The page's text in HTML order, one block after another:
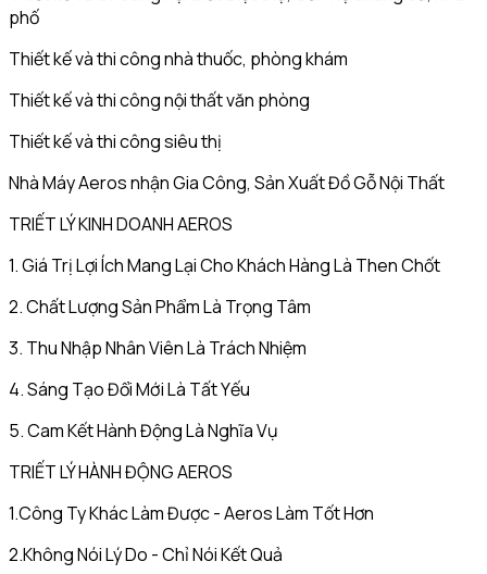
phố
Thiết kế và thi công nhà thuốc, phòng khám
Thiết kế và thi công nội thất văn phòng
Thiết kế và thi công siêu thị
Nhà Máy Aeros nhận Gia Công, Sản Xuất Đồ Gỗ Nội Thất
TRIẾT LÝ KINH DOANH AEROS
1. Giá Trị Lợi Ích Mang Lại Cho Khách Hàng Là Then Chốt
2. Chất Lượng Sản Phẩm Là Trọng Tâm
3. Thu Nhập Nhân Viên Là Trách Nhiệm
4. Sáng Tạo Đổi Mới Là Tất Yếu
5. Cam Kết Hành Động Là Nghĩa Vụ
TRIẾT LÝ HÀNH ĐỘNG AEROS
1.Công Ty Khác Làm Được - Aeros Làm Tốt Hơn
2.Không Nói Lý Do - Chỉ Nói Kết Quả